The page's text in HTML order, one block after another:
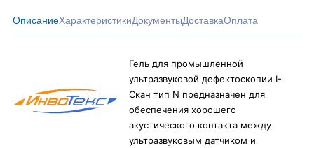
ОписаниеХарактеристикиДокументыДоставкаОплата
Гель для промышленной
ультразвуковой дефектоскопии I-
Скан тип N предназначен для
обеспечения хорошего
акустического контакта между
ультразвуковым датчиком и